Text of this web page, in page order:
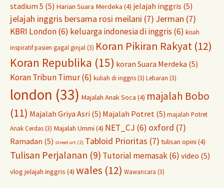
stadium 5 (5) Harian Suara Merdeka (4) jelajah inggris (5)
jelajah inggris bersama rosi meilani (7) Jerman (7)
KBRI London(6) keluarga indonesia di inggris(6) kisah
inspiratif pasien gagal ginjal (3) Koran Pikiran Rakyat (12)
Koran Republika (15) koran Suara Merdeka (5)
Koran Tribun Timur(6) kuliah di inggris(3) Lebaran (3)
london (33) Majalah Anak Soca (4) majalah Bobo
(11) Majalah Griya Asri (5) Majalah Potret (5) majalah Potret
Anak Cerdas(3) Majalah Ummi (4) NET_CJ (6) oxford (7)
Ramadan (5) street art (2) Tabloid Prioritas (7) tulisan opini (4)
Tulisan Perjalanan (9) Tutorial memasak(6) video (5)
vlog jelajah inggris (4) wales (12) Wawancara (3)